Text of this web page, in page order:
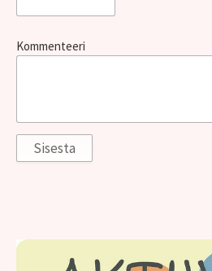
Kommenteeri